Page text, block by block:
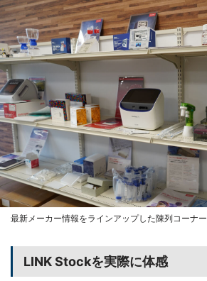
最新メーカー情報をラインアップした陳列コーナー
LINK Stockを実際に体感